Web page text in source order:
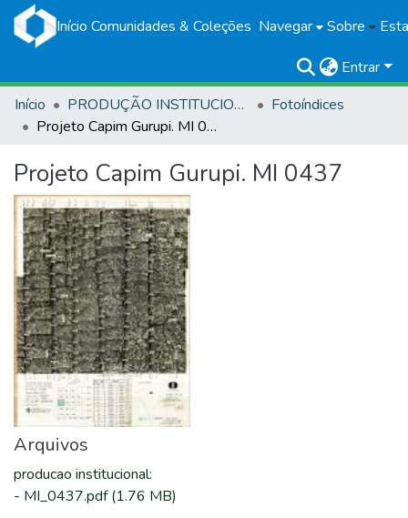
Início Comunidades & Coleções Navegar Sobre
Entrar
Início
PRODUÇÃO INSTITUCIONAL
Fotoíndices
Projeto Capim Gurupi. MI 0437
Projeto Capim Gurupi. MI 0437
Arquivos
producao institucional:
- MI_0437.pdf(1.76 MB)